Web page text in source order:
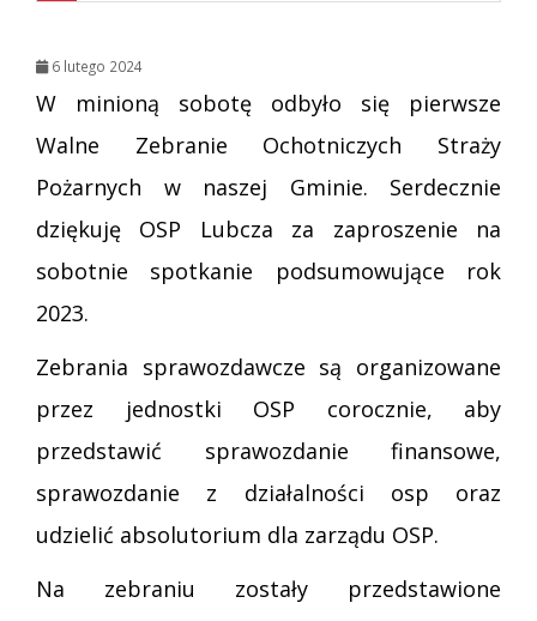
6 lutego 2024
W minioną sobotę odbyło się pierwsze
Walne Zebranie Ochotniczych Straży
Pożarnych w naszej Gminie. Serdecznie
dziękuję OSP Lubcza za zaproszenie na
sobotnie spotkanie podsumowujące rok
2023.
Zebrania sprawozdawcze są organizowane
przez jednostki OSP corocznie, aby
przedstawić sprawozdanie finansowe,
sprawozdanie z działalności osp oraz
udzielić absolutorium dla zarządu OSP.
Na zebraniu zostały przedstawione